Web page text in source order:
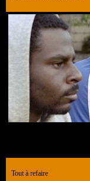
Tout à refaire